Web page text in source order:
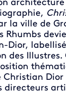
la ville de
Rhumbs
Dior,
des Illustres.
Christian Dior
directeurs